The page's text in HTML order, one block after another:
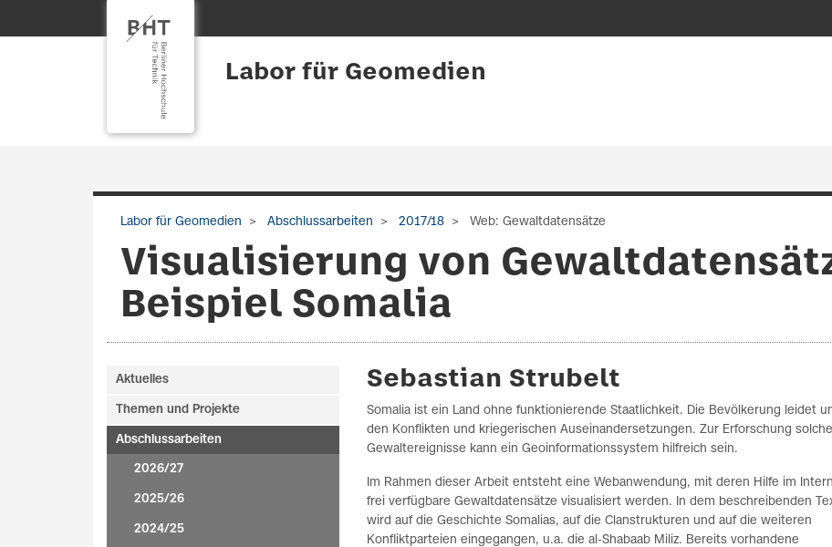
Labor für Geomedien
Labor für Geomedien Abschlussarbeiten 2017/18 Web: Gewaltdatensätze
Visualisierung von
Beispiel Somalia
Sebastian Strubelt
Somalia ist ein Land ohne funktionierende Staatlichkeit. Die Bevölkerung leidet
den Konflikten und kriegerischen Auseinandersetzungen. Zur Erforschung
Gewaltereignisse kann ein Geoinformationssystem hilfreich sein.
Im Rahmen dieser Arbeit entsteht eine Webanwendung, mit deren Hilfe im
frei verfügbare Gewaltdatensätze visualisiert werden. In dem beschreibenden
wird auf die Geschichte Somalias, auf die Clanstrukturen und auf die weiteren
Konfliktparteien eingegangen, u.a. die al-Shabaab Miliz. Bereits vorhandene
Aktuelles
Themen und Projekte
Abschlussarbeiten
2026/27
2025/26
2024/25